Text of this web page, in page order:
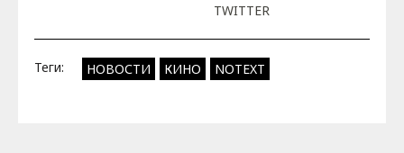
TWITTER
Теги: НОВОСТИ КИНО NOTEXT